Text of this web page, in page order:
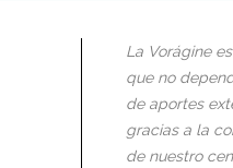
La Vorágine
que no
de aportes
gracias a la
de nuestro